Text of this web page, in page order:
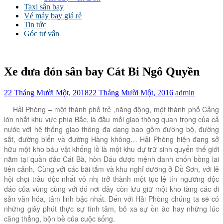
Taxi sân bay
Vé máy bay giá rẻ
Tin tức
Góc tư vấn
Xe đưa đón sân bay Cát Bi Ngô Quyền
22 Tháng Mười Một, 201822 Tháng Mười Một, 2016 admin
Hải Phòng – một thành phố trẻ ,năng động, một thành phố Cảng
lớn nhất khu vực phía Bắc, là đầu mối giao thông quan trọng của cả
nước với hệ thống giao thông đa dạng bao gồm đường bộ, đường
sắt, đường biển và đường Hàng không… Hải Phòng hiện đang sở
hữu một kho báu vật khổng lồ là một khu dự trữ sinh quyển thế giới
nằm tại quần đảo Cát Bà, hòn Dáu được mệnh danh chốn bồng lai
tiên cảnh, Cùng với các bãi tắm và khu nghỉ dưỡng ở Đồ Sơn, với lễ
hội chọi trâu độc nhất vô nhị trở thành một tục lệ tín ngưỡng độc
đáo của vùng cùng với đó nơi đây còn lưu giữ một kho tàng các di
sản văn hóa, tâm linh bậc nhất. Đến với Hải Phòng chúng ta sẽ có
những giây phút thực sự tĩnh tâm, bỏ xa sự ồn ào hay những lúc
căng thẳng, bộn bề của cuộc sống.